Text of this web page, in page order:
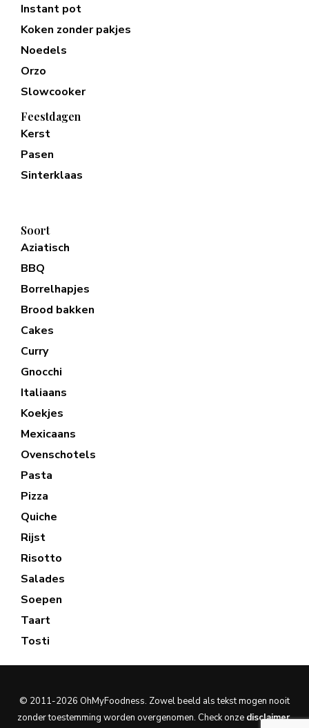
Instant pot
Koken zonder pakjes
Noedels
Orzo
Slowcooker
Feestdagen
Kerst
Pasen
Sinterklaas
Soort
Aziatisch
BBQ
Borrelhapjes
Brood bakken
Cakes
Curry
Gnocchi
Italiaans
Koekjes
Mexicaans
Ovenschotels
Pasta
Pizza
Quiche
Rijst
Risotto
Salades
Soepen
Taart
Tosti
© 2011-2026 OhMyFoodness. Zowel beeld als tekst mogen nooit
zonder toestemming worden overgenomen. Check onze disclaimer.